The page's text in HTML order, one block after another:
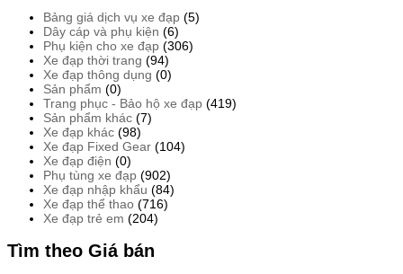
Bảng giá dịch vụ xe đạp (5)
Dây cáp và phụ kiện (6)
Phụ kiện cho xe đạp (306)
Xe đạp thời trang (94)
Xe đạp thông dụng (0)
Sản phẩm (0)
Trang phục - Bảo hộ xe đạp (419)
Sản phẩm khác (7)
Xe đạp khác (98)
Xe đạp Fixed Gear (104)
Xe đạp điện (0)
Phụ tùng xe đạp (902)
Xe đạp nhập khẩu (84)
Xe đạp thể thao (716)
Xe đạp trẻ em (204)
Tìm theo Giá bán